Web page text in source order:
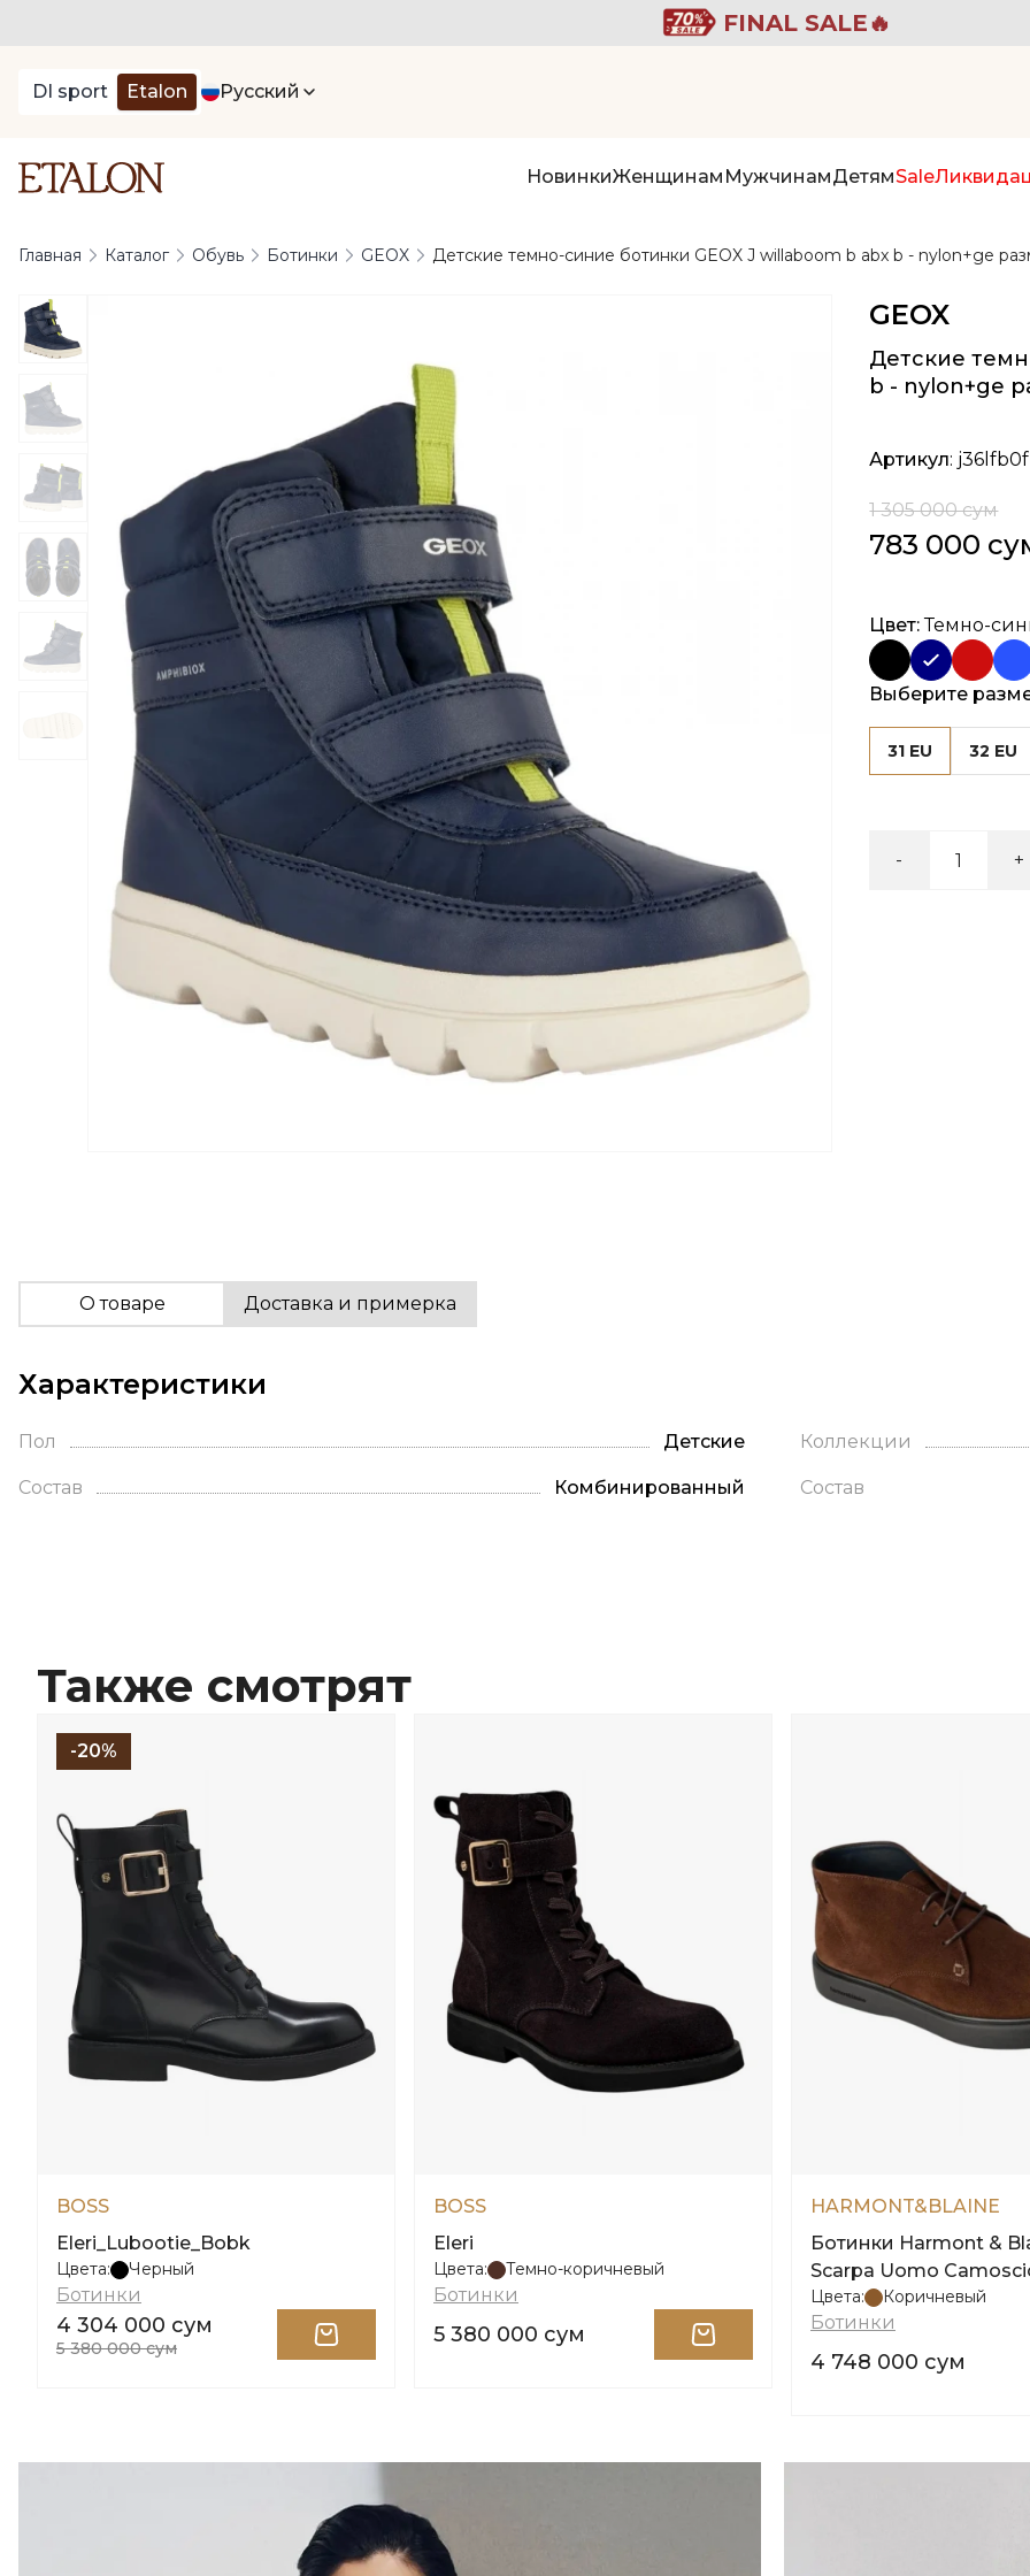
FINAL SALE🔥
DI sport Etalon Русский
НовинкиЖенщинам МужчинамДетямSale
Главная Каталог Обувь Ботинки GEOX Детские темно-синие ботинки GEOX J willaboom b abx b - nylon+ge
GEOX
Детские
b - nylon+ge
Артикул:
1 305 000 сум
783 000
Цвет:Темно-
Выберите
31 EU 32 EU
- +
О товаре Доставка и примерка
Характеристики
Пол Детские Коллекции
Состав Комбинированный Состав
Также смотрят
-20%
BOSS
Eleri_Lubootie_Bobk
Цвета: Черный
Ботинки
4 304 000 сум
5 380 000 сум
BOSS
Eleri
Цвета: Темно-коричневый
Ботинки
5 380 000 сум
HARMONT&BLAINE
Ботинки Harmont &
Scarpa Uomo
Цвета: Коричневый
Ботинки
4 748 000 сум